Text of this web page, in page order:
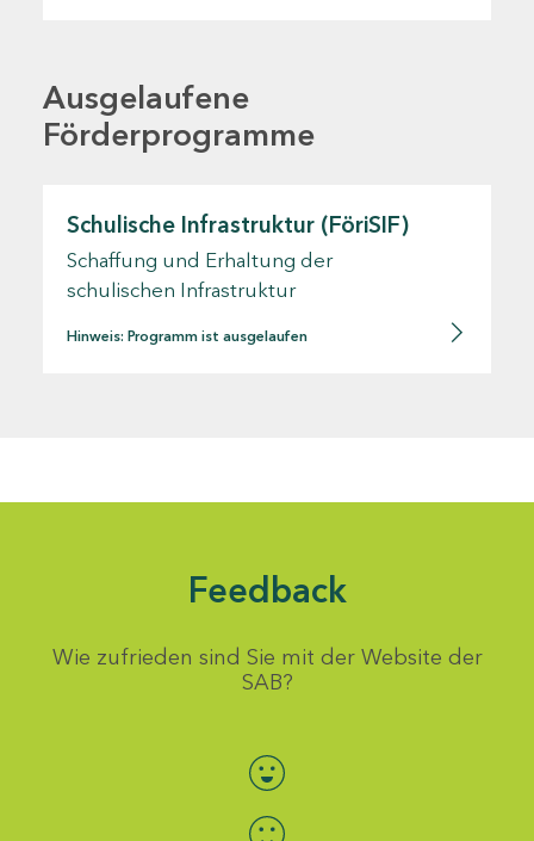
Ausgelaufene
Förderprogramme
Schulische Infrastruktur (FöriSIF)
Schaffung und Erhaltung der
schulischen Infrastruktur
Hinweis: Programm ist ausgelaufen
Feedback
Wie zufrieden sind Sie mit der Website der
SAB?
Bewertung auswählen